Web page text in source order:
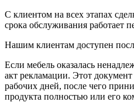
С клиентом на всех этапах
срока обслуживания работает
Нашим клиентам доступен
Если мебель оказалась
акт рекламации. Этот документ
рабочих дней, после чего
продукта полностью или его